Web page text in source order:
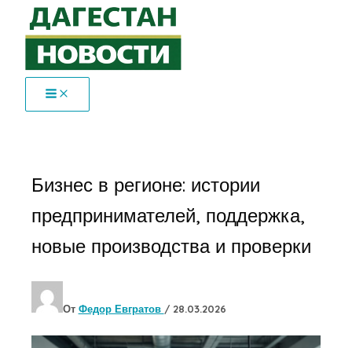
Перейти
содержимому
Бизнес в регионе: истории
предпринимателей, поддержка,
новые производства и проверки
От Федор Евгратов / 28.03.2026